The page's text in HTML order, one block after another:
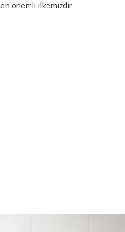
önemli ilkemizdir.